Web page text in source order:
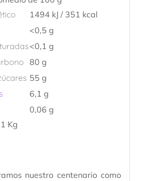
1494 kJ / 351 kcal
<0,5 g
<0,1 g
80 g
55 g
6,1 g
0,06 g
Kg
nuestro centenario como